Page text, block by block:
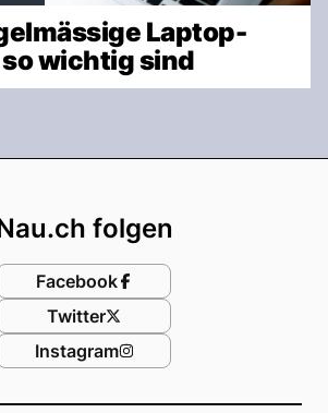
Laptop-
wichtig sind
folgen
Facebook
Twitter
Instagram